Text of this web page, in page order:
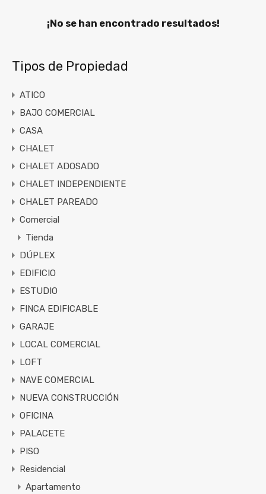
¡No se han encontrado resultados!
Tipos de Propiedad
ATICO
BAJO COMERCIAL
CASA
CHALET
CHALET ADOSADO
CHALET INDEPENDIENTE
CHALET PAREADO
Comercial
Tienda
DÚPLEX
EDIFICIO
ESTUDIO
FINCA EDIFICABLE
GARAJE
LOCAL COMERCIAL
LOFT
NAVE COMERCIAL
NUEVA CONSTRUCCIÓN
OFICINA
PALACETE
PISO
Residencial
Apartamento